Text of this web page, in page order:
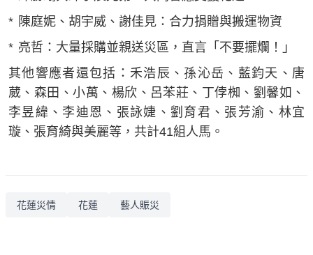
* 陳庭妮、胡宇威、謝佳見：合力捐贈與搬運物資
* 亮哲：大量採購並親送災區，直言「不要擺爛！」
其他響應者還包括：禾浩辰、孫沁岳、藍鈞天、唐
葳、森田、小萬、楊欣、呂苯莊、丁侼椥、劉馨如、
李昱緯、李迪恩、張詠婕、劉育君、張芳渝、林宜
璇、張育綺與美麗等，共計41組人馬。
花蓮災情 花蓮 藝人賑災